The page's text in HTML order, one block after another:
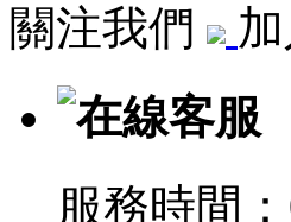
關注我們
在線客服
服務時間